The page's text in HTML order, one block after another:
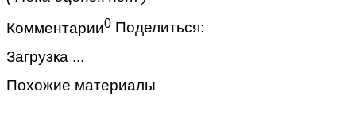
Комментарии0 Поделиться:
Загрузка ...
Похожие материалы